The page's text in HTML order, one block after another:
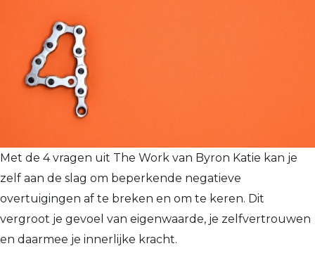
Met de 4 vragen uit The Work van Byron Katie kan je
zelf aan de slag om beperkende negatieve
overtuigingen af te breken en om te keren. Dit
vergroot je gevoel van eigenwaarde, je zelfvertrouwen
en daarmee je innerlijke kracht.